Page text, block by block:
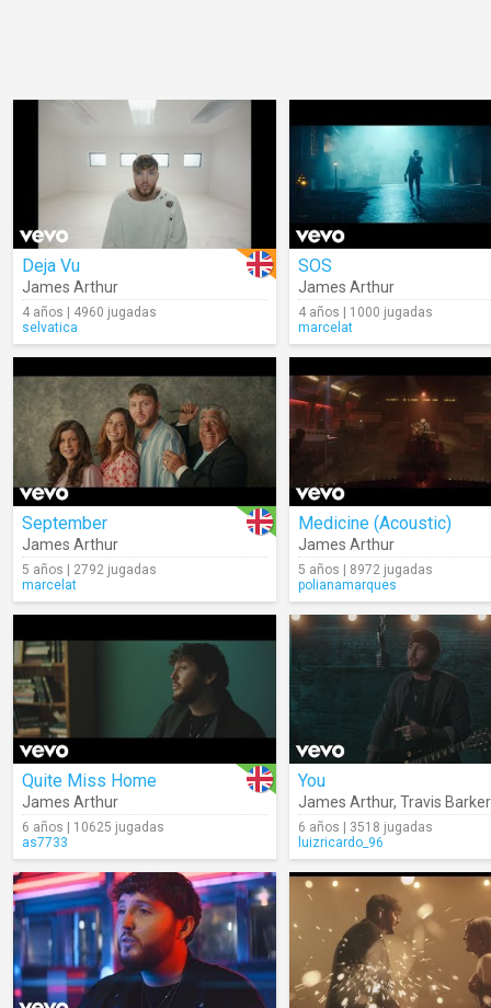
Deja Vu
James Arthur
4 años | 4960 jugadas
selvatica
SOS
James Arthur
4 años | 1000 jugadas
marcelat
September
James Arthur
5 años | 2792 jugadas
marcelat
Medicine (Acoustic)
James Arthur
5 años | 8972 jugadas
polianamarques
Quite Miss Home
James Arthur
6 años | 10625 jugadas
as7733
You
James Arthur, Travis Barker
6 años | 3518 jugadas
luizricardo_96